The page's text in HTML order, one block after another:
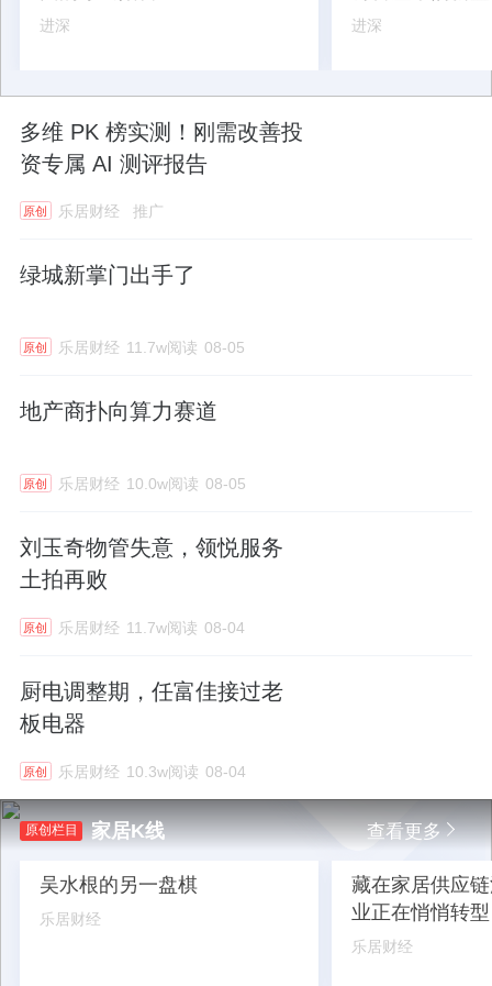
进深 进深
多维 PK 榜实测！刚需改善投
资专属 AI 测评报告
原创 乐居财经 推广
绿城新掌门出手了
原创 乐居财经 11.7w阅读 08-05
地产商扑向算力赛道
原创 乐居财经 10.0w阅读 08-05
刘玉奇物管失意，领悦服务
土拍再败
原创 乐居财经 11.7w阅读 08-04
厨电调整期，任富佳接过老
板电器
原创 乐居财经 10.3w阅读 08-04
原创栏目 家居K线 查看更多
吴水根的另一盘棋
乐居财经
藏在家居供应
业正在悄悄转型
乐居财经